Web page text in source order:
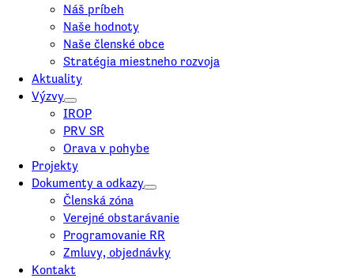
Náš príbeh
Naše hodnoty
Naše členské obce
Stratégia miestneho rozvoja
Aktuality
Výzvy
IROP
PRV SR
Orava v pohybe
Projekty
Dokumenty a odkazy
Členská zóna
Verejné obstarávanie
Programovanie RR
Zmluvy, objednávky
Kontakt